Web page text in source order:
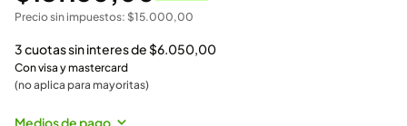
Precio sin impuestos: $15.000,00
3 cuotas sin interes de$6.050,00
Con visa y mastercard
(no aplica para mayoritas)
Medios de pago